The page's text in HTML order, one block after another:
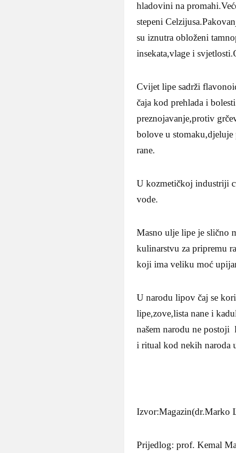
hladovini na
stepeni
su iznutra obloženi
insekata,vlage i
Cvijet lipe sadrži
čaja kod prehlada i
preznojavanje,protiv
bolove u
rane.
U kozmetičkoj industriji
vode.
Masno ulje lipe je slično
kulinarstvu za pripremu
koji ima veliku moć
U narodu lipov čaj se
lipe,zove,lista nane i
našem narodu ne postoji
i ritual kod nekih naroda
Izvor:Magazin(dr.Marko
Prijedlog: prof. Kemal